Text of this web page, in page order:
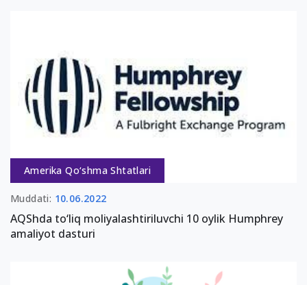
Amerika Qo‘shma Shtatlari
Muddati: 10.06.2022
AQShda to‘liq moliyalashtiriluvchi 10 oylik Humphrey
amaliyot dasturi